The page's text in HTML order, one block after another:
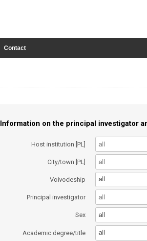
Contact
Information on the principal investigator
Host institution [PL]
City/town [PL]
Voivodeship all
Principal investigator
Sex all
Academic degree/title all